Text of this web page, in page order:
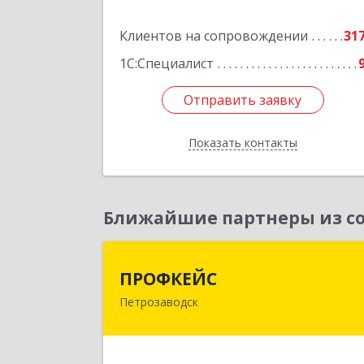
Клиентов на сопровождении
1С:Специалист
Отправить заявку
Показать контакты
Отправить заявку
Назад
Ближайшие партнеры из
ПРОФКЕЙС
Петрозаводск
185035, Карелия Респ, Петрозаводск г,